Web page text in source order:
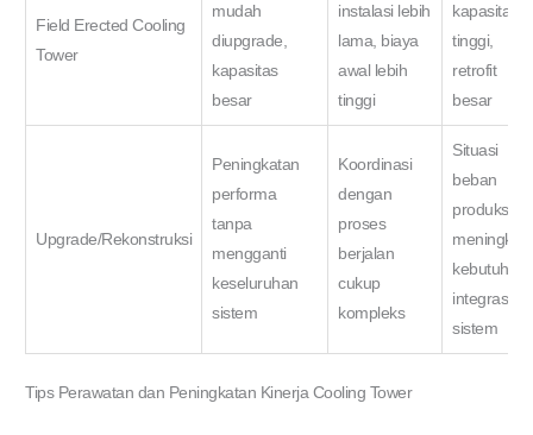
Field Erected Cooling
Tower
mudah
diupgrade,
kapasitas
besar
instalasi lebih
lama, biaya
awal lebih
tinggi
kapasitas
tinggi,
retrofit
besar
Upgrade/Rekonstruksi
Peningkatan
performa
tanpa
mengganti
keseluruhan
sistem
Koordinasi
dengan
proses
berjalan
cukup
kompleks
Situasi
beban
produksi
meningkat,
kebutuhan
integrasi
sistem
Tips Perawatan dan Peningkatan Kinerja Cooling Tower